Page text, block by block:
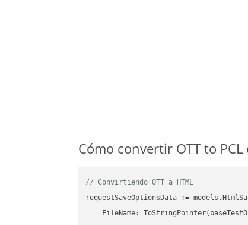
Cómo convertir OTT to
// Convirtiendo OTT a HTML
requestSaveOptionsData :=
FileName: